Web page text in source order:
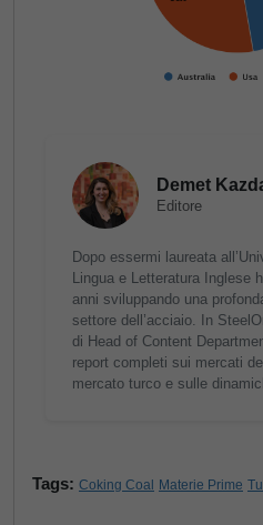
Demet
Editore
Dopo essermi laureata
Lingua e Letteratura Inglese
anni sviluppando una
settore dell’acciaio. In
di Head of Content
report completi sui mercati
mercato turco e sulle
Tags: Coking Coal Materie Prime